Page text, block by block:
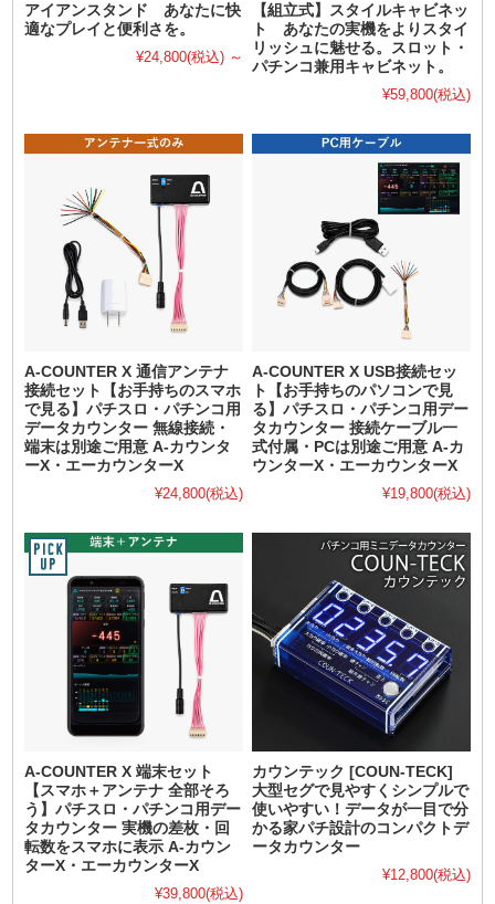
アイアンスタンド あなたに快
適なプレイと便利さを。
¥24,800(税込) ～
【組立式】スタイルキャビネッ
ト あなたの実機をよりスタイ
リッシュに魅せる。スロット・
パチンコ兼用キャビネット。
¥59,800(税込)
A-COUNTER X 通信アンテナ
接続セット【お手持ちのスマホ
で見る】パチスロ・パチンコ用
データカウンター 無線接続・
端末は別途ご用意 A-カウンタ
ーX・エーカウンターX
¥24,800(税込)
A-COUNTER X USB接続セッ
ト【お手持ちのパソコンで見
る】パチスロ・パチンコ用デー
タカウンター 接続ケーブル一
式付属・PCは別途ご用意 A-カ
ウンターX・エーカウンターX
¥19,800(税込)
A-COUNTER X 端末セット
【スマホ＋アンテナ 全部そろ
う】パチスロ・パチンコ用デー
タカウンター 実機の差枚・回
転数をスマホに表示 A-カウン
ターX・エーカウンターX
¥39,800(税込)
カウンテック [COUN-TECK]
大型セグで見やすくシンプルで
使いやすい！データが一目で分
かる家パチ設計のコンパクトデ
ータカウンター
¥12,800(税込)